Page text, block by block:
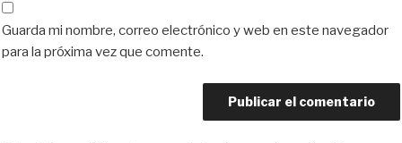
Guarda mi nombre, correo electrónico y web en este navegador
para la próxima vez que comente.